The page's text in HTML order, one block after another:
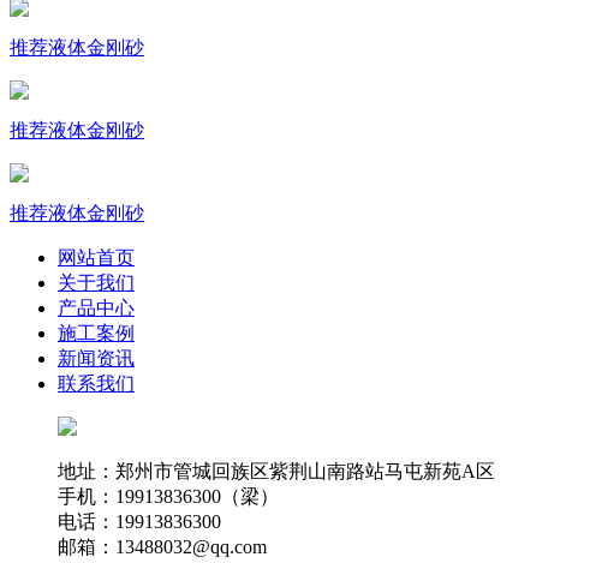
推荐液体金刚砂
推荐液体金刚砂
推荐液体金刚砂
网站首页
关于我们
产品中心
施工案例
新闻资讯
联系我们
地址：郑州市管城回族区紫荆山南路站马屯新苑A区
手机：19913836300（梁）
电话：19913836300
邮箱：13488032@qq.com